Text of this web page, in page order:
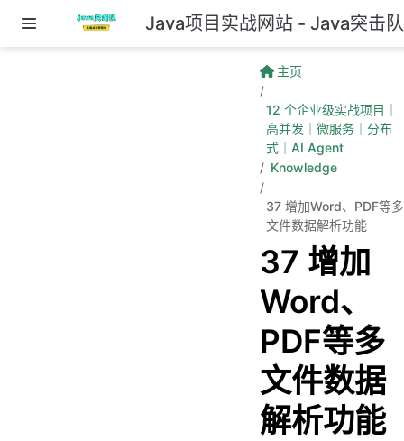
跳至主要內容 Java项目实战网站 - Java突击队
主页
12 个企业级实战项目｜
高并发｜微服务｜分布
式｜AI Agent
Knowledge
37 增加Word、PDF等多
文件数据解析功能
37 增加
Word、
PDF等多
文件数据
解析功能